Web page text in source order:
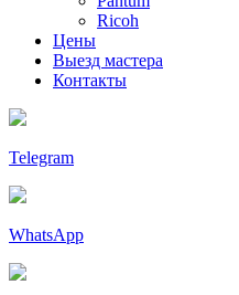
Ricoh
Цены
Выезд мастера
Контакты
Telegram
WhatsApp